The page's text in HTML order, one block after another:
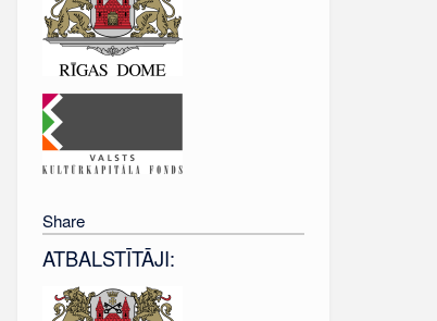
Share
ATBALSTĪTĀJI: